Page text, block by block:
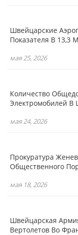
Швейцарские
Показателя В 13,3
мая 25, 2026
Количество
Электромобилей
мая 24, 2026
Прокуратура
Общественного
мая 18, 2026
Швейцарская
Вертолетов Во